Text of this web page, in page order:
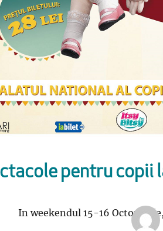
pentru copii
In weekendul 15-16